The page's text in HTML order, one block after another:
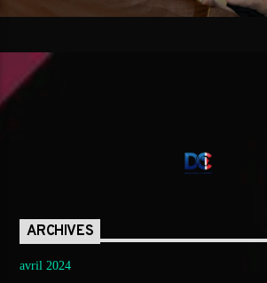
ARCHIVES
avril 2024